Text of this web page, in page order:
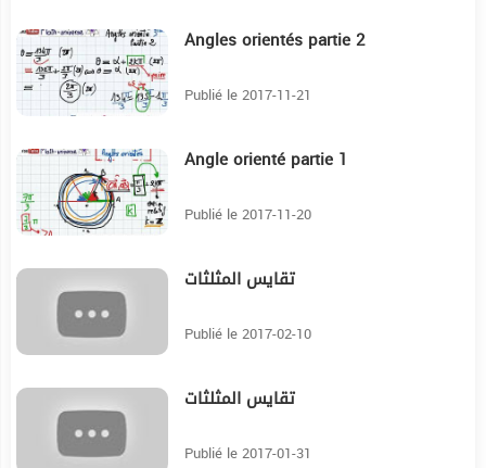
16:21 Angles orientés partie 2
Publié le 2017-11-21
14:29 Angle orienté partie 1
Publié le 2017-11-20
تقايس المثلثات
Publié le 2017-02-10
تقايس المثلثات
Publié le 2017-01-31